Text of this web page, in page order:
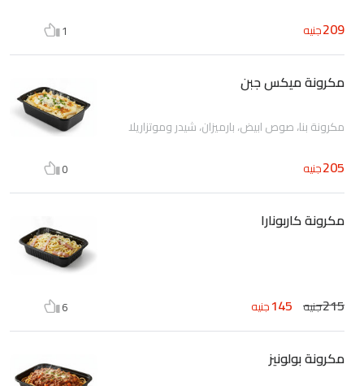
209جنيه 1
مكرونة ميكس جبن
مكرونة بنا، صوص ابيض، بارميزان، شيدر وموتزاريلا
205جنيه 0
مكرونة كاربونارا
215جنيه 145جنيه 6
مكرونة بولونيز